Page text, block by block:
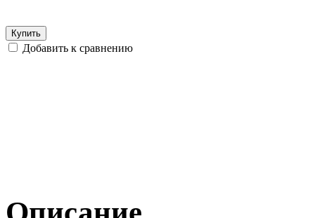
Купить
Добавить к сравнению